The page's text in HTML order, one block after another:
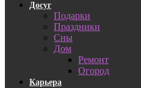
Досуг
Подарки
Праздники
Сны
Дом
Ремонт
Огород
Карьера